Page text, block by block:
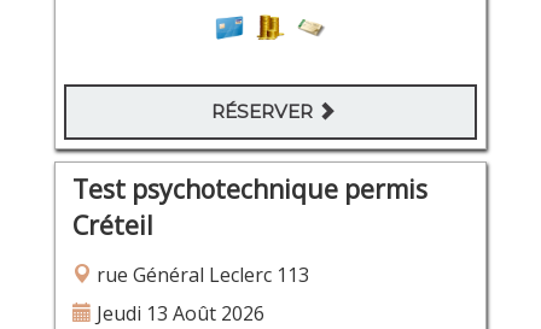
RÉSERVER
Test psychotechnique permis
Créteil
rue Général Leclerc 113
Jeudi 13 Août 2026